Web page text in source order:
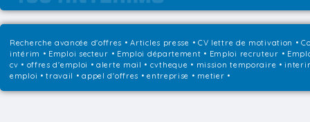
Recherche avancée d'offres •Articles presse • CV lettre de motivation •
intérim • Emploi secteur • Emploi département • Emploi recruteur •
cv • offres d'emploi • alerte mail • cvtheque • mission temporaire •
emploi • travail • appel d'offres • entreprise • metier •